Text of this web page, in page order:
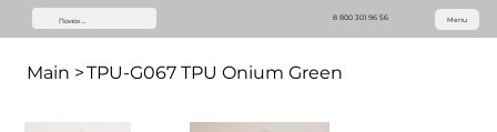
8 800 301 96 56 Menu
Main >TPU-G067 TPU Onium Green